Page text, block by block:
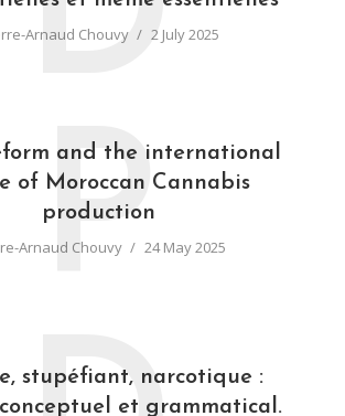
Arnaud Chouvy 2 July 2025
and the international
of Moroccan Cannabis
production
Arnaud Chouvy 24 May 2025
P
stupéfiant, narcotique :
et grammatical.